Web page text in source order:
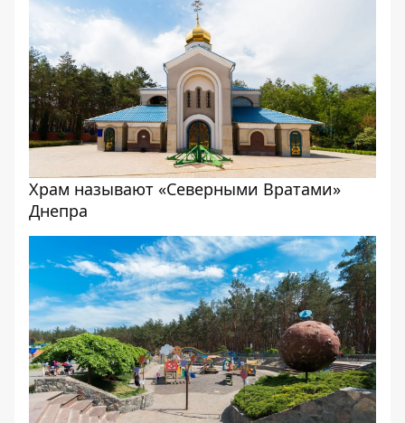
Храм называют «Северными Вратами»
Днепра